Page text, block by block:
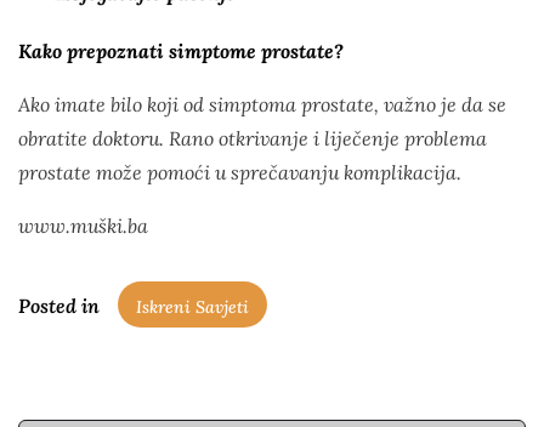
Kako prepoznati simptome prostate?
Ako imate bilo koji od simptoma prostate, važno je da se
obratite doktoru. Rano otkrivanje i liječenje problema
prostate može pomoći u sprečavanju komplikacija.
www.muški.ba
Posted in Iskreni Savjeti